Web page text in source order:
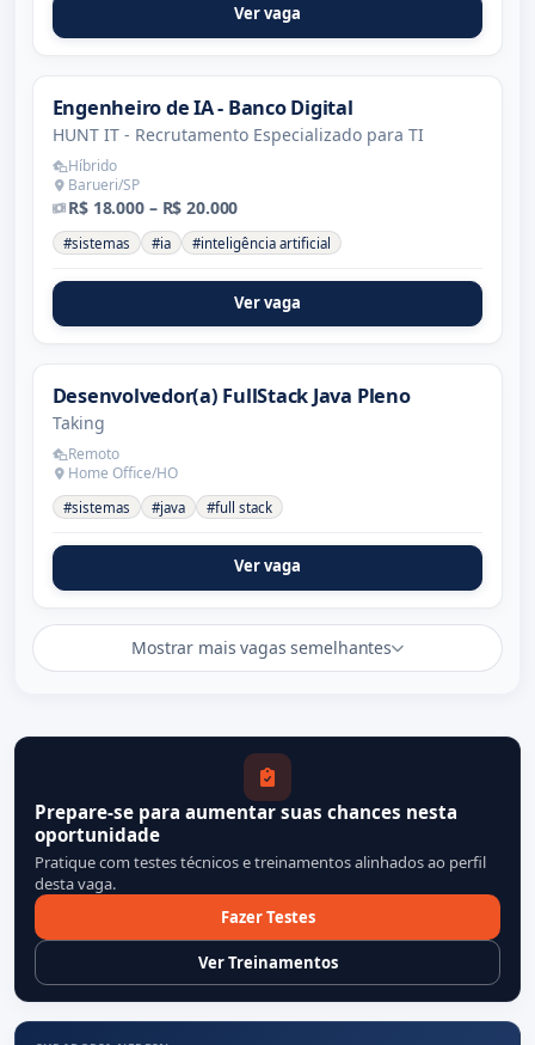
Ver vaga
Engenheiro de IA - Banco Digital
HUNT IT - Recrutamento Especializado para TI
Híbrido
Barueri/SP
R$ 18.000 – R$ 20.000
#sistemas #ia #inteligência artificial
Ver vaga
Desenvolvedor(a) FullStack Java Pleno
Taking
Remoto
Home Office/HO
#sistemas #java #full stack
Ver vaga
Mostrar mais vagas semelhantes
Prepare-se para aumentar suas chances nesta
oportunidade
Pratique com testes técnicos e treinamentos alinhados ao perfil
desta vaga.
Fazer Testes
Ver Treinamentos